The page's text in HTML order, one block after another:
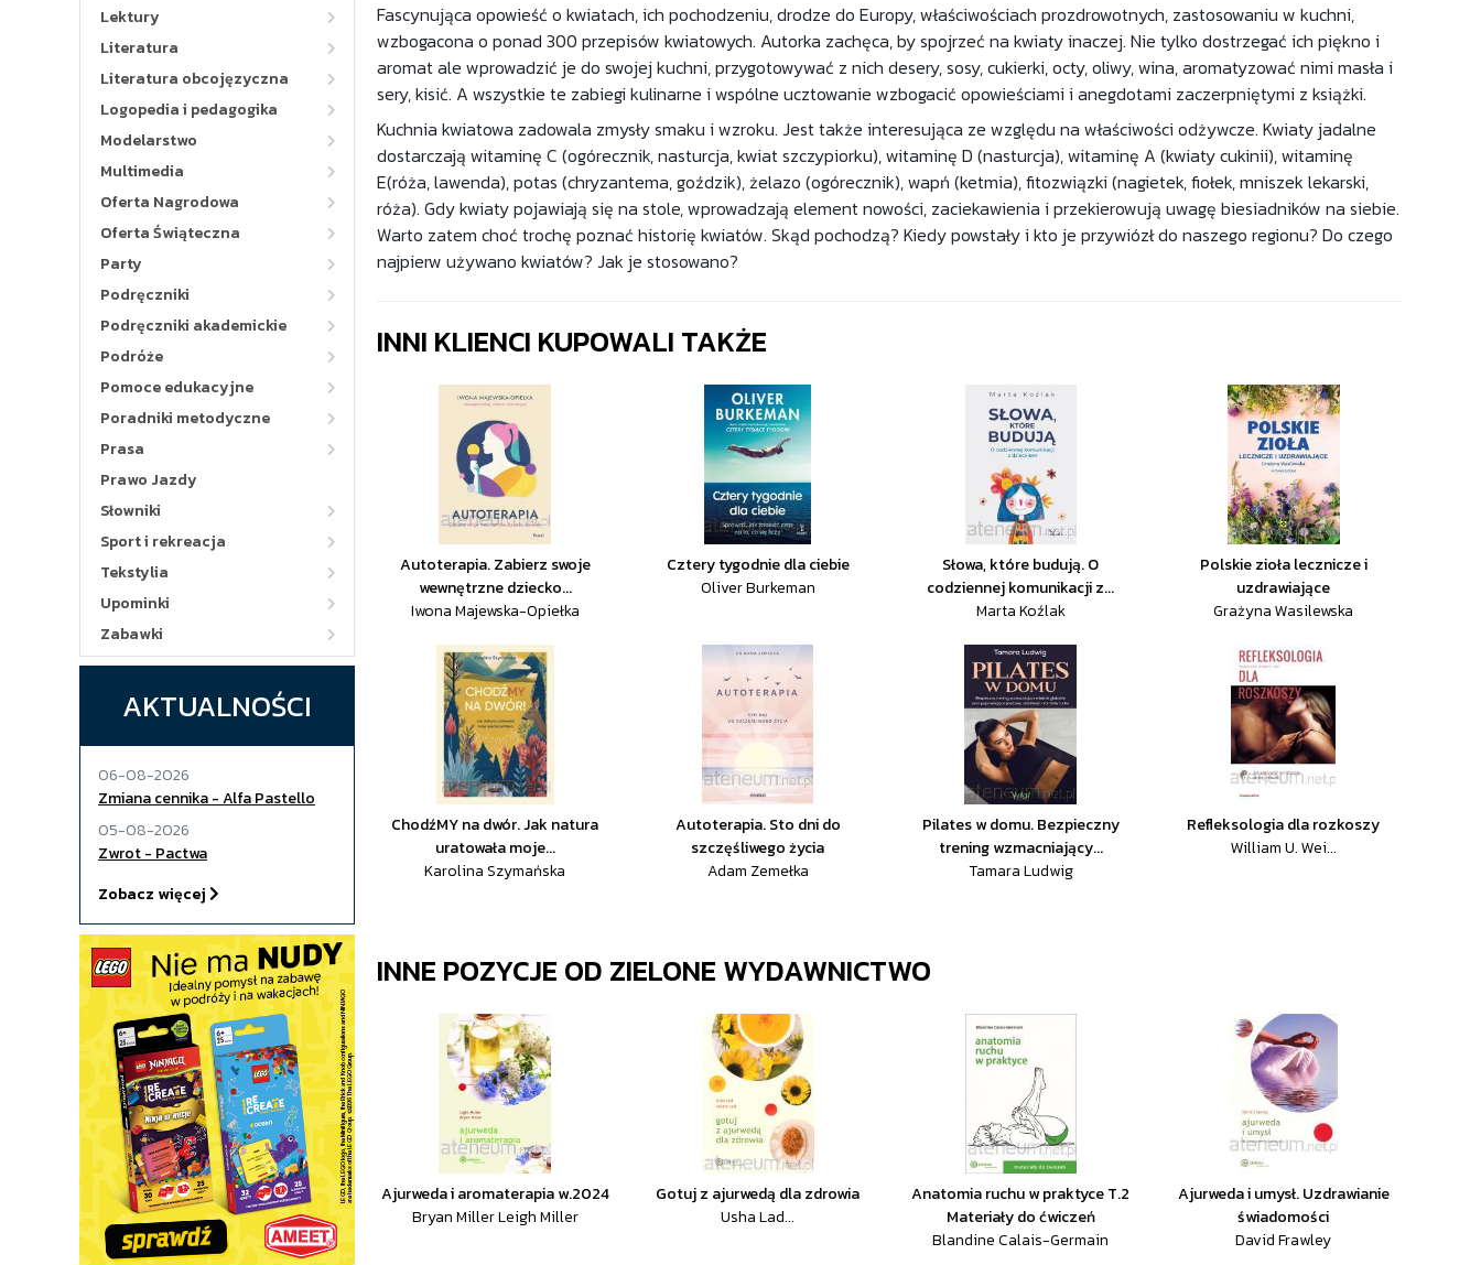
Lektury
Literatura
Literatura obcojęzyczna
Logopedia i pedagogika
Modelarstwo
Multimedia
Oferta Nagrodowa
Oferta Świąteczna
Party
Podręczniki
Podręczniki akademickie
Podróże
Pomoce edukacyjne
Poradniki metodyczne
Prasa
Prawo Jazdy
Słowniki
Sport i rekreacja
Tekstylia
Upominki
Zabawki
AKTUALNOŚCI
06-08-2026
Zmiana cennika - Alfa Pastello
05-08-2026
Zwrot - Pactwa
Zobacz więcej
Fascynująca opowieść o kwiatach, ich pochodzeniu, drodze do Europy, właściwościach prozdrowotnych, zastosowaniu w kuchni,
wzbogacona o ponad 300 przepisów kwiatowych. Autorka zachęca, by spojrzeć na kwiaty inaczej. Nie tylko dostrzegać ich piękno i
aromat ale wprowadzić je do swojej kuchni, przygotowywać z nich desery, sosy, cukierki, octy, oliwy, wina, aromatyzować nimi masła i
sery, kisić. A wszystkie te zabiegi kulinarne i wspólne ucztowanie wzbogacić opowieściami i anegdotami zaczerpniętymi z książki.
Kuchnia kwiatowa zadowala zmysły smaku i wzroku. Jest także interesująca ze względu na właściwości odżywcze. Kwiaty jadalne
dostarczają witaminę C (ogórecznik, nasturcja, kwiat szczypiorku), witaminę D (nasturcja), witaminę A (kwiaty cukinii), witaminę
E(róża, lawenda), potas (chryzantema, goździk), żelazo (ogórecznik), wapń (ketmia), fitozwiązki (nagietek, fiołek, mniszek lekarski,
róża). Gdy kwiaty pojawiają się na stole, wprowadzają element nowości, zaciekawienia i przekierowują uwagę biesiadników na siebie.
Warto zatem choć trochę poznać historię kwiatów. Skąd pochodzą? Kiedy powstały i kto je przywiózł do naszego regionu? Do czego
najpierw używano kwiatów? Jak je stosowano?
INNI KLIENCI KUPOWALI TAKŻE
Autoterapia. Zabierz swoje
wewnętrzne dziecko...
Iwona Majewska-Opiełka
Cztery tygodnie dla ciebie
Oliver Burkeman
Słowa, które budują. O
codziennej komunikacji z...
Marta Koźlak
Polskie zioła lecznicze i
uzdrawiające
Grażyna Wasilewska
ChodźMY na dwór. Jak natura
uratowała moje...
Karolina Szymańska
Autoterapia. Sto dni do
szczęśliwego życia
Adam Zemełka
Pilates w domu. Bezpieczny
trening wzmacniający...
Tamara Ludwig
Refleksologia dla rozkoszy
William U. Wei...
INNE POZYCJE OD ZIELONE WYDAWNICTWO
Ajurweda i aromaterapia w.2024
Bryan Miller Leigh Miller
Gotuj z ajurwedą dla zdrowia
Usha Lad...
Anatomia ruchu w praktyce T.2
Materiały do ćwiczeń
Blandine Calais-Germain
Ajurweda i umysł. Uzdrawianie
świadomości
David Frawley